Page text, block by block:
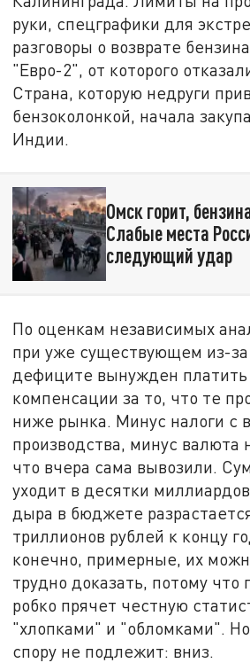
руки, спецграфики для
разговоры о возврате
"Евро-2", от которого
Страна, которую недруги
бензоколонкой, начала
Индии.
Омск горит,
Слабые места
следующий удар
По оценкам независимых
при уже существующем из-
дефиците вынужден
компенсации за то, что те
ниже рынка. Минус налоги с
производства, минус валюта
что вчера сама вывозили.
уходит в десятки
дыра в бюджете
триллионов рублей к концу
конечно, примерные, их
трудно доказать, потому что
робко прячет честную
"хлопками" и "обломками".
спору не подлежит: вниз.